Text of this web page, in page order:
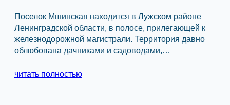
Поселок Мшинская находится в Лужском районе
Ленинградской области, в полосе, прилегающей к
железнодорожной магистрали. Территория давно
облюбована дачниками и садоводами,…
читать полностью